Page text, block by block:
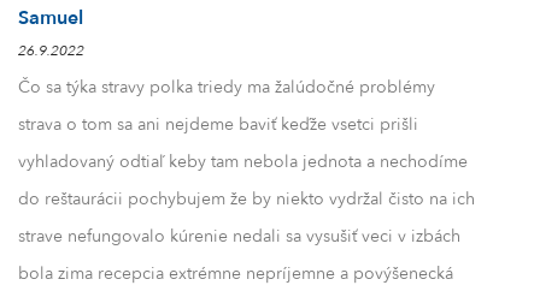
Samuel
26.9.2022
Čo sa týka stravy polka triedy ma žalúdočné problémy
strava o tom sa ani nejdeme baviť keďže vsetci prišli
vyhladovaný odtiaľ keby tam nebola jednota a nechodíme
do reštaurácii pochybujem že by niekto vydržal čisto na ich
strave nefungovalo kúrenie nedali sa vysušiť veci v izbách
bola zima recepcia extrémne nepríjemne a povýšenecká